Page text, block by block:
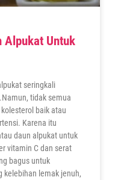
Alpukat Untuk
seringkali
tidak semua
baik atau
Karena itu
daun alpukat untuk
vitamin C dan serat
bagus untuk
kelebihan lemak jenuh,